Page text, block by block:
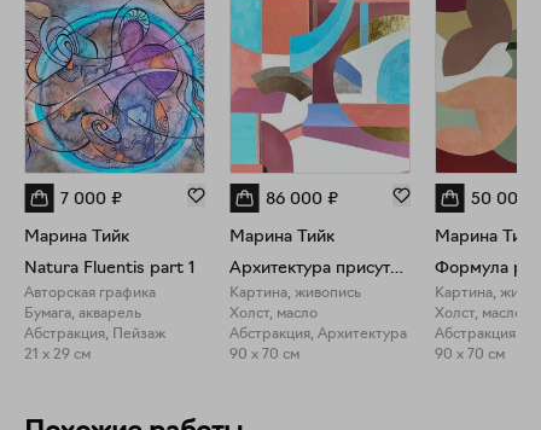
7 000 ₽
Марина Тийк
Natura Fluentis part 1
Авторская графика
Бумага, акварель
Абстракция, Пейзаж
21 x 29 см
86 000 ₽
Марина Тийк
Архитектура присутствия
Картина, живопись
Холст, масло
Абстракция, Архитектура
90 x 70 см
50 000
Марина Тийк
Формула
Картина,
Холст, масло
Абстракция
90 x 70 см